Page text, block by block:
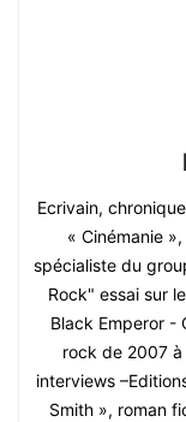
Ecrivain,
« Cinémanie
spécialiste du
Rock" essai sur
Black Emperor -
rock de 2007
interviews
Smith », roman